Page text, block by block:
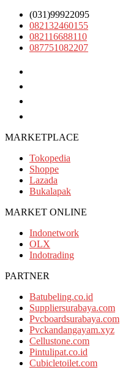
(031)99922095
082132460155
082116688110
087751082207
MARKETPLACE
Tokopedia
Shoppe
Lazada
Bukalapak
MARKET ONLINE
Indonetwork
OLX
Indotrading
PARTNER
Batubeling.co.id
Suppliersurabaya.com
Pvcboardsurabaya.com
Pvckandangayam.xyz
Cellustone.com
Pintulipat.co.id
Cubicletoilet.com